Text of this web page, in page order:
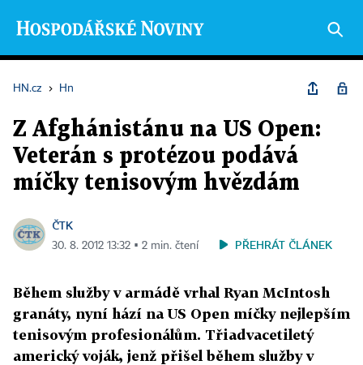
HN.cz › Hn
Z Afghánistánu na US Open:
Veterán s protézou podává
míčky tenisovým hvězdám
ČTK
30. 8. 2012 13:32 ▪ 2 min. čtení PŘEHRÁT ČLÁNEK
Během služby v armádě vrhal Ryan McIntosh
granáty, nyní hází na US Open míčky nejlepším
tenisovým profesionálům. Třiadvacetiletý
americký voják, jenž přišel během služby v